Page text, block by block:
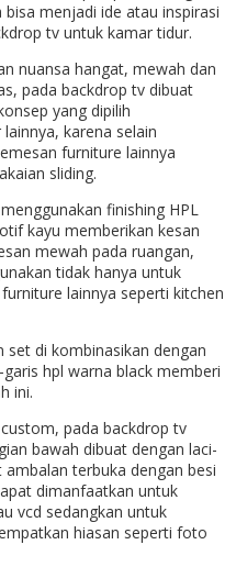
menjadi ide atau inspirasi
tv untuk kamar tidur.
nuansa hangat, mewah dan
pada backdrop tv dibuat
yang dipilih
karena selain
furniture lainnya
sliding.
finishing HPL
kayu memberikan kesan
mewah pada ruangan,
tidak hanya untuk
lainnya seperti kitchen
di kombinasikan dengan
hpl warna black memberi
ini.
pada backdrop tv
bawah dibuat dengan laci-
terbuka dengan besi
dimanfaatkan untuk
vcd sedangkan untuk
hiasan seperti foto